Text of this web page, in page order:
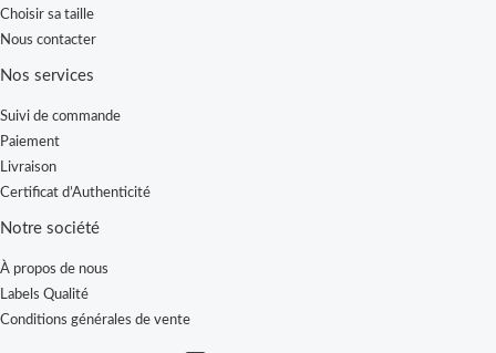
Choisir sa taille
Nous contacter
Nos services
Suivi de commande
Paiement
Livraison
Certificat d’Authenticité
Notre société
À propos de nous
Labels Qualité
Conditions générales de vente